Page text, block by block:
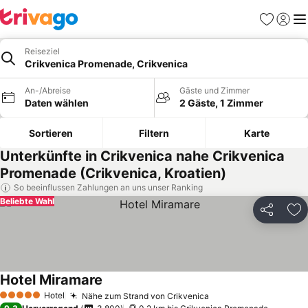
Favoriten
Reiseziel
Crikvenica Promenade, Crikvenica
An-/Abreise
Daten wählen
Gäste und Zimmer
2 Gäste, 1 Zimmer
Sortieren Filtern Karte
Unterkünfte in Crikvenica nahe Crikvenica
Promenade (Crikvenica, Kroatien)
So beeinflussen Zahlungen an uns unser Ranking
Teilen
Beliebte Wahl
5 Sterne Hotel Nähe zum Strand von Crikvenica
Hotel Miramare